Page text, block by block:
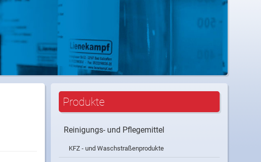
Produkte
Reinigungs- und Pflegemittel
KFZ - und Waschstraßenprodukte